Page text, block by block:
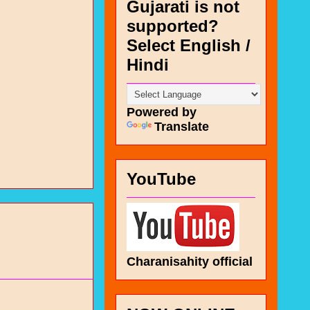
Gujarati is not
supported?
Select English /
Hindi
Powered by
Translate
YouTube
Charanisahity official